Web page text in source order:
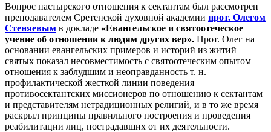
Вопрос пастырского отношения к сектантам был рассмотрен
преподавателем Сретенской духовной академии прот. Олегом
Стеняевым в докладе «Евангельское и святоотеческое
учение об отношении к людям других вер». Прот. Олег на
основании евангельских примеров и историй из житий
святых показал несовместимость с святоотеческим опытом
отношения к заблудшим и неоправданность т. н.
профилактической жесткой линии поведения
противосектантских миссионеров по отношению к сектантам
и представителям нетрадиционных религий, и в то же время
раскрыл принципы правильного построения и проведения
реабилитации лиц, пострадавших от их деятельности.